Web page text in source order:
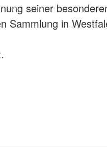
seiner
Sammlung in